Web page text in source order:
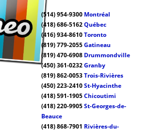
(514) 954-9300 Montréal
(418) 686-5162Québec
(416) 934-8610Toronto
(819) 779-2055Gatineau
(819) 470-6908 Drummondville
(450) 361-0232Granby
(819) 862-0053Trois-Rivières
(450) 223-2410St-Hyacinthe
(418) 591-1905Chicoutimi
(418) 220-9905St-Georges-de-
Beauce
(418) 868-7901 Rivières-du-